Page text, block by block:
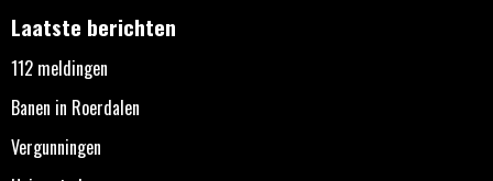
Laatste berichten
112 meldingen
Banen in Roerdalen
Vergunningen